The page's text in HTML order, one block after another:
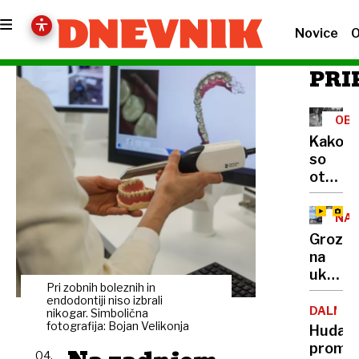
Novice
Pri zobnih boleznih in
endodontiji niso izbrali
nikogar. Simbolična
fotografija: Bojan Velikonja
04.
Kako
so
otroci
gledali
na
očete
in
sestra
na
na
ranil
Huda